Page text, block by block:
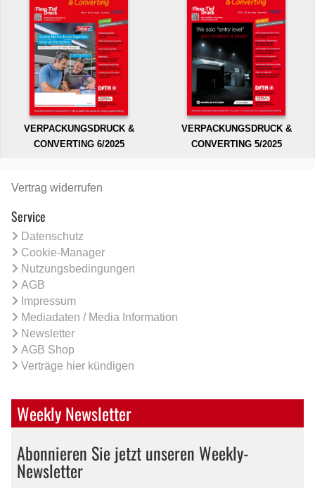
VERPACKUNGSDRUCK &
CONVERTING 6/2025
VERPACKUNGSDRUCK &
CONVERTING 5/2025
Vertrag widerrufen
Service
Datenschutz
Cookie-Manager
Nutzungsbedingungen
AGB
Impressum
Mediadaten / Media Information
Newsletter
AGB Shop
Verträge hier kündigen
Weekly Newsletter
Abonnieren Sie jetzt unseren Weekly-
Newsletter